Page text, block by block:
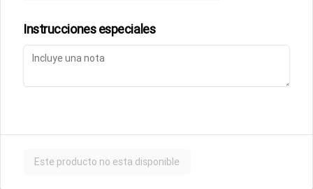
Mi cuenta
Iniciar sesión
Instrucciones especiales
Este producto no esta disponible